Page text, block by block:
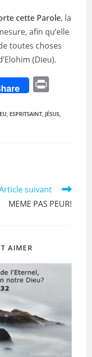
cette Parole, la
afin qu’elle
toutes choses
(Dieu).
t
ESPRITSAINT JÉSUS
suivant
MEME PAS PEUR!
AIMER